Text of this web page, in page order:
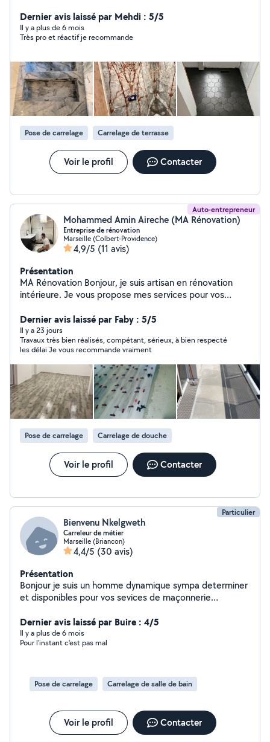
Dernier avis laissé par Mehdi : 5/5
Il y a plus de 6 mois
Très pro et réactif je recommande
Pose de carrelage Carrelage de terrasse
Voir le profil Contacter
Auto-entrepreneur
Mohammed Amin Aireche (MA Rénovation)
Entreprise de rénovation
Marseille (Colbert-Providence)
4,9/5 (11 avis)
Présentation
MA Rénovation Bonjour, je suis artisan en rénovation
intérieure. Je vous propose mes services pour vos
petite plomberie, carrelage, réparation et rénovation
complète. Travail soigné, sérieux et adapté à votre
budget. Intervention à Marseille et alentours. Devis
gratuit. N'hésitez pas à me contacter pour discuter de
votre projet Devis gratuit N'hésitez pas à me contacter
pour discuter de votre projet
Dernier avis laissé par Faby : 5/5
Il y a 23 jours
Travaux très bien réalisés, compétant, sérieux, à bien respecté
les délai Je vous recommande vraiment
Pose de carrelage Carrelage de douche
Voir le profil Contacter
Particulier
Bienvenu Nkelgweth
Carreleur de métier
Marseille (Briancon)
4,4/5 (30 avis)
Présentation
Bonjour je suis un homme dynamique sympa determiner
et disponibles pour vos sevices de maçonnerie
Dernier avis laissé par Buire : 4/5
Il y a plus de 6 mois
Pour l'instant c'est pas mal
Pose de carrelage Carrelage de salle de bain
Voir le profil Contacter